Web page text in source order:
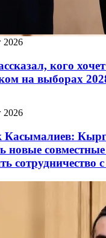
2026
кого
на выборах
2026
Касымалиев:
новые
сотрудничество